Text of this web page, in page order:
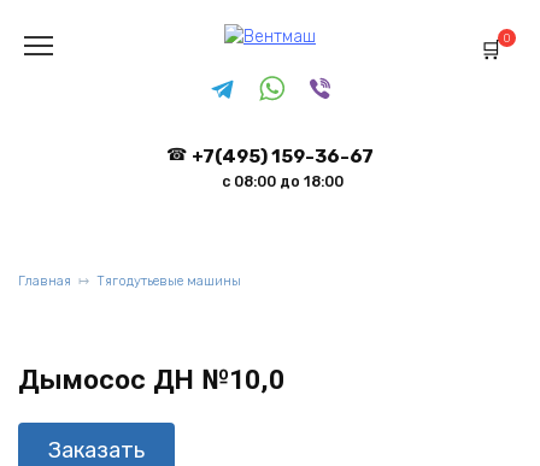
содержанию
+7(495) 159-36-67
с 08:00 до 18:00
0
Главная Тягодутьевые машины
Дымосос ДН №10,0
Заказать